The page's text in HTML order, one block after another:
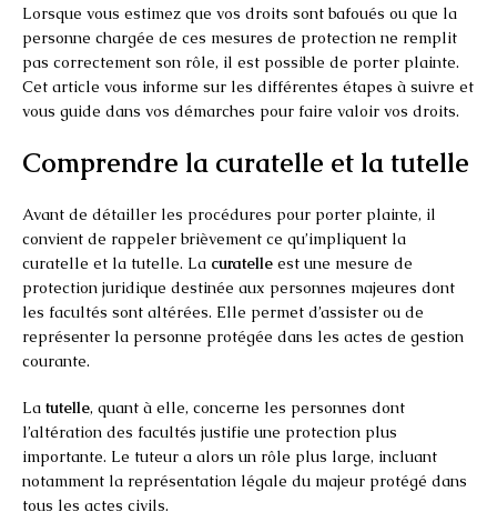
Lorsque vous estimez que vos droits sont bafoués ou que la
personne chargée de ces mesures de protection ne remplit
pas correctement son rôle, il est possible de porter plainte.
Cet article vous informe sur les différentes étapes à suivre et
vous guide dans vos démarches pour faire valoir vos droits.
Comprendre la curatelle et la tutelle
Avant de détailler les procédures pour porter plainte, il
convient de rappeler brièvement ce qu’impliquent la
curatelle et la tutelle. La curatelle est une mesure de
protection juridique destinée aux personnes majeures dont
les facultés sont altérées. Elle permet d’assister ou de
représenter la personne protégée dans les actes de gestion
courante.
La tutelle, quant à elle, concerne les personnes dont
l’altération des facultés justifie une protection plus
importante. Le tuteur a alors un rôle plus large, incluant
notamment la représentation légale du majeur protégé dans
tous les actes civils.